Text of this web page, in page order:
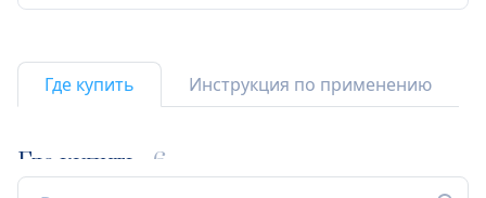
Где купить Инструкция по применению
Где купить 6